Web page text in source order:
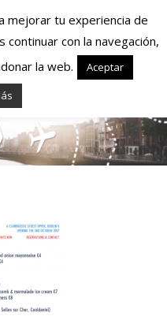
en
en
en
y trabajan en
mejorar tu experiencia de
continuar con la navegación,
la web.
Aceptar